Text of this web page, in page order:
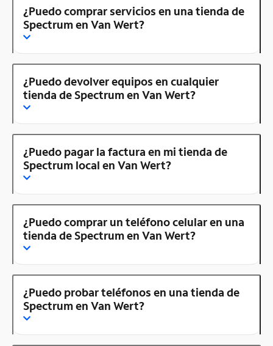
¿Puedo comprar servicios en una tienda de
Spectrum en Van Wert?
¿Puedo devolver equipos en cualquier
tienda de Spectrum en Van Wert?
¿Puedo pagar la factura en mi tienda de
Spectrum local en Van Wert?
¿Puedo comprar un teléfono celular en una
tienda de Spectrum en Van Wert?
¿Puedo probar teléfonos en una tienda de
Spectrum en Van Wert?